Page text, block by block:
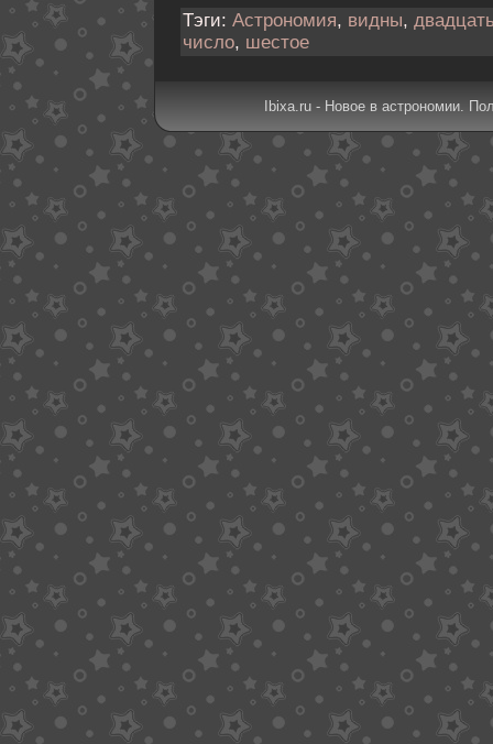
Тэги: Астрономия, видны,
число, шестое
Ibixa.ru - Новое в астрономии.